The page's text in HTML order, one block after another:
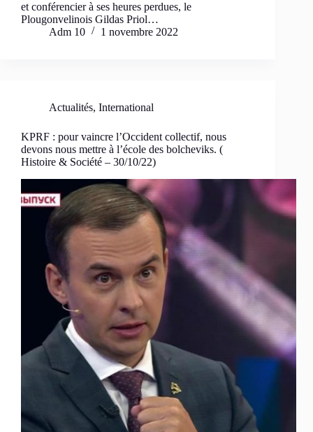
et conférencier à ses heures perdues, le
Plougonvelinois Gildas Priol…
Adm 10
1 novembre 2022
Actualités, International
KPRF : pour vaincre l’Occident collectif, nous
devons nous mettre à l’école des bolcheviks. (
Histoire & Société – 30/10/22)